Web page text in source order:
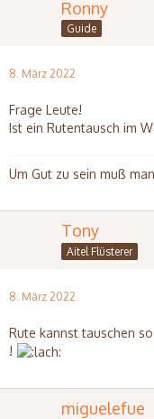
Ronny
Guide
8. März 2022
Frage Leute!
Ist ein Rutentausch im
Um Gut zu sein muß
Tony
Aitel Flüsterer
8. März 2022
Rute kannst tauschen
!
miguelefue